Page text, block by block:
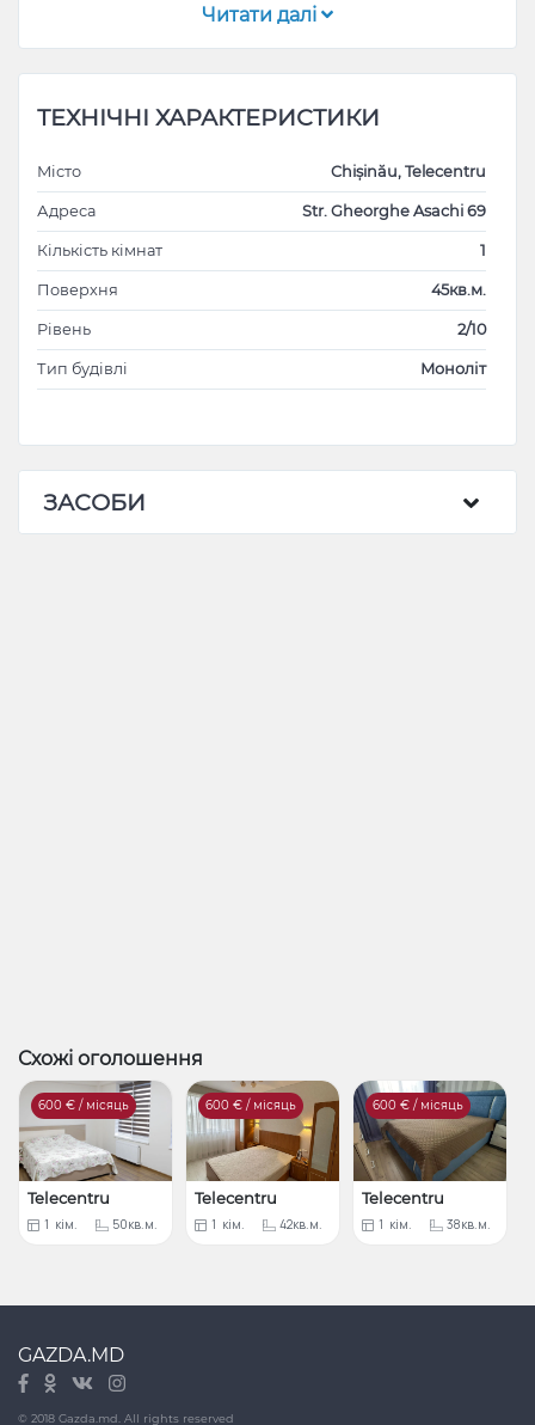
отопление ,кондиционер, духовка
Читати далі
ТЕХНІЧНІ ХАРАКТЕРИСТИКИ
Місто Chișinău, Telecentru
Адреса Str. Gheorghe Asachi 69
Кількість кімнат 1
Поверхня 45кв.м.
Рівень 2/10
Тип будівлі Моноліт
ЗАСОБИ
Схожі оголошення
600 € / місяць
Telecentru
1 кім. 50кв.м.
600 € / місяць
Telecentru
1 кім. 42кв.м.
600 € / місяць
Telecentru
1 кім. 38кв.м.
GAZDA.MD
© 2018 Gazda.md. All rights reserved